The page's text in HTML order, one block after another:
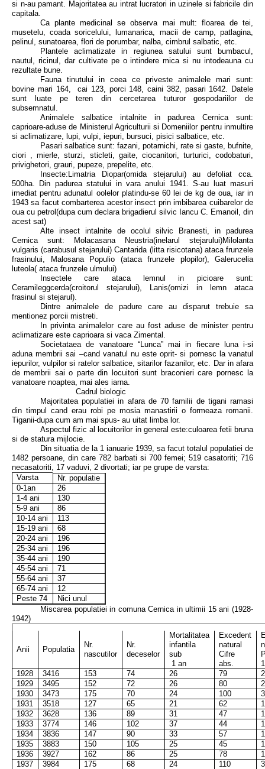
si n-au pamant. Majoritatea au intrat lucratori in uzinele si fabricile din
capitala.
Ca plante medicinal se observa mai mult: floarea de tei,
musetelu, coada soricelului, lumanarica, macii de camp, patlagina,
pelinul, sunatoarea, flori de porumbar, nalba, cimbrul salbatic, etc.
Plantele aclimatizate in regiunea satului sunt bumbacul,
nautul, ricinul, dar cultivate pe o intindere mica si nu intodeauna cu
rezultate bune.
Fauna tinutului in ceea ce priveste animalele mari sunt:
bovine mari 164, cai 123, porci 148, caini 382, pasari 1642. Datele
sunt luate pe teren din cercetarea tuturor gospodariilor de
subsemnatul.
Animalele salbatice intalnite in padurea Cernica sunt:
caprioare-aduse de Ministerul Agriculturii si Domeniilor pentru inmultire
si aclimatizare, lupi, vulpi, iepuri, bursuci, pisici salbatice, etc.
Pasari salbatice sunt: fazani, potarnichi, rate si gaste, bufnite,
ciori , mierle, sturzi, sticleti, gaite, ciocanitori, turturici, codobaturi,
privighetori, grauri, pupeze, prepelite, etc.
Insecte:Limatria Diopar(omida stejarului) au defoliat cca.
500ha. Din padurea statului in vara anului 1941. S-au luat masuri
imediat pentru adunatul oolelor platindu-se 60 lei de kg de oua, iar in
1943 sa facut combarterea acestor insect prin imbibarea cuibarelor de
oua cu petrol(dupa cum declara brigadierul silvic Iancu C. Emanoil, din
acest sat)
Alte insect intalnite de ocolul silvic Branesti, in padurea
Cernica sunt: Molacasana Neustria(inelarul stejarului)Milolanta
vulgaris (carabusul stejarului) Cantarida (litta risicotana) ataca frunzele
frasinului, Malosana Populio (ataca frunzele plopilor), Galerucelia
luteola( ataca frunzele ulmului)
Insectele care ataca lemnul in picioare sunt:
Ceramileggcerda(croitorul stejarului), Lanis(omizi in lemn ataca
frasinul si stejarul).
Dintre animalele de padure care au disparut trebuie sa
mentionez porcii mistreti.
In privinta animalelor care au fost aduse de minister pentru
aclimatizare este caprioara si vaca Zimental.
Societataea de vanatoare “Lunca” mai in fiecare luna i-si
aduna membrii sai –cand vanatul nu este oprit- si pornesc la vanatul
iepurilor, vulpilor si ratelor salbatice, sitarilor fazanilor, etc. Dar in afara
de membrii sai o parte din locuitori sunt braconieri care pornesc la
vanatoare noaptea, mai ales iarna.
Cadrul biologic
Majoritatea populatiei in afara de 70 familii de tigani ramasi
din timpul cand erau robi pe mosia manastirii o formeaza romanii.
Tiganii-dupa cum am mai spus- au uitat limba lor.
Aspectul fizic al locuitorilor in general este:culoarea fetii bruna
si de statura mijlocie.
Din situatia de la 1 ianuarie 1939, sa facut totalul populatiei de
1482 persoane, din care 782 barbati si 700 femei; 519 casatoriti; 716
necasatoriti, 17 vaduvi, 2 divortati; iar pe grupe de varsta:
Varsta
Nr. populatie
0-1an
26
1-4 ani
130
5-9 ani
86
10-14 ani
113
15-19 ani
68
20-24 ani
196
25-34 ani
196
35-44 ani
190
45-54 ani
71
55-64 ani
37
65-74 ani
12
Peste 74
Nici unul
Miscarea populatiei in comuna Cernica in ultimii 15 ani (1928-
1942)
Anii Populatia
Nr.
nascutilor
Nr.
deceselor
Mortalitatea
infantila
sub
1 an
Excedent
natural
Cifre
abs.
1928
3416 153 74 26 79
1929
3495 152 72 26 80
1930
3473 175 70 24 100
1931
3518 127 65 21 62
1932
3628 136 89 31 47
1933
3774 146 102 37 44
1934
3836 147 90 33 57
1935
3883 150 105 25 45
1936
3927 162 86 25 78
1937
3984 175 68 24 110